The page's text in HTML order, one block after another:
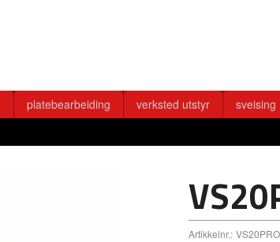
platebearbeiding verksted utstyr sveising
Artikkelnr.: